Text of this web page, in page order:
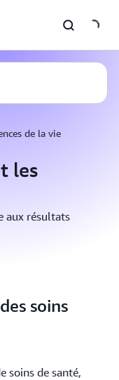
de la vie
les
aux résultats
soins
soins de santé,